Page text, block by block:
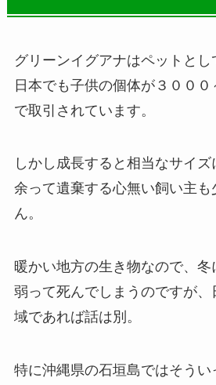
グリーンイグアナはペットとし
日本でも子供の個体が３００
で取引されています。
しかし成長すると相当なサイ
余って遺棄する心無い飼い主
ん。
暖かい地方の生き物なので、冬
弱って死んでしまうのですが
域であれば話は別。
特に沖縄県の石垣島ではそうい